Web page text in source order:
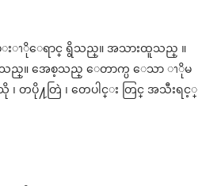
မ္းၫိုေရာင္ ရွိသည္။ အသားထူသည္ ။
ါသည္။ အေစ့သည္ ေတာက္ပ ေသာ ၫိုမ
၊ တပို႔တြဲ ၊ တေပါင္း တြင္ အသီးရင့္